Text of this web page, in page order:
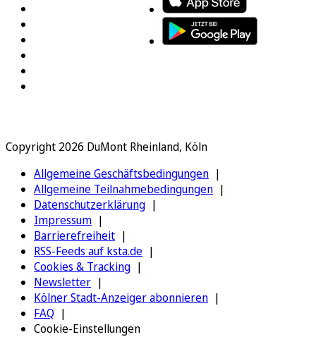
Copyright 2026 DuMont Rheinland, Köln
Allgemeine Geschäftsbedingungen
Allgemeine Teilnahmebedingungen
Datenschutzerklärung
Impressum
Barrierefreiheit
RSS-Feeds auf ksta.de
Cookies & Tracking
Newsletter
Kölner Stadt-Anzeiger abonnieren
FAQ
Cookie-Einstellungen